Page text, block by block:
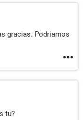
gracias. Podriamos
tu?